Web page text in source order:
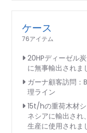
ケース
76アイテム
20HPディーゼル
に無事輸出されま
ガーナ顧客訪問：
理ライン
15t/hの重荷木材
ネシアに輸出され
生産に使用されま